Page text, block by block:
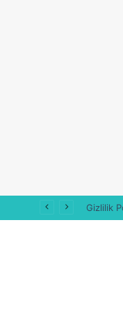
Gizlilik